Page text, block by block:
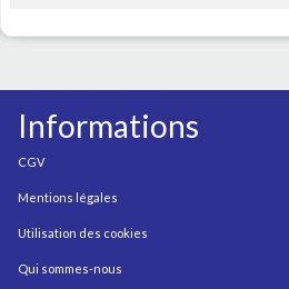
Informations
CGV
Mentions légales
Utilisation des cookies
Qui sommes-nous